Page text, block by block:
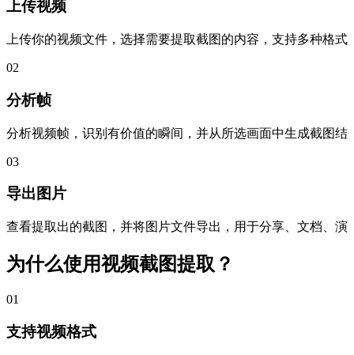
上传视频
上传你的视频文件，选择需要提取截图的内容，支持多种格式
02
分析帧
分析视频帧，识别有价值的瞬间，并从所选画面中生成截图结
03
导出图片
查看提取出的截图，并将图片文件导出，用于分享、文档、演
为什么使用视频截图提取？
01
支持视频格式